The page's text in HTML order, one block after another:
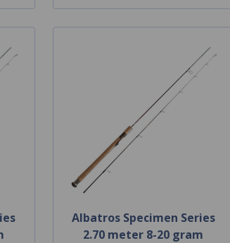
Albatros Specimen Series
2.70 meter 8-20 gram